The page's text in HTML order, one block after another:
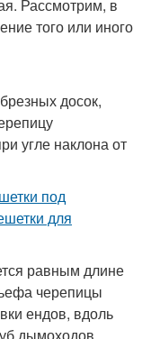
Рассмотрим, в
того или иного
досок,
угле наклона от
равным длине
черепицы
ендов, вдоль